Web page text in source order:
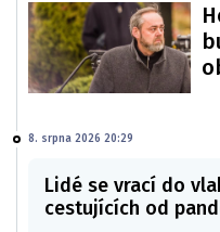
8. srpna 2026 20:29
Lidé se vrací do
cestujících od